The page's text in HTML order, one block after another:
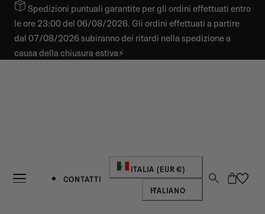
CONTENUTOSpedizioni puntuali garantite per gli ordini effettuati entro
le ore 23:00 del 06/08/2026. Gli ordini effettuati a partire
dal 07/08/2026 subiranno dei ritardi nella spedizione a
causa della chiusura estiva⚡
CONTATTI
Paese/regione
ITALIA (EUR €)
Lingua
ITALIANO
Carrello